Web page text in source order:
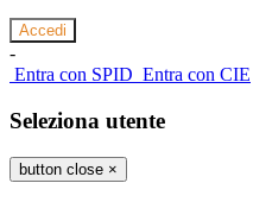
-
Entra con SPID Entra con CIE
Seleziona utente
button close ×